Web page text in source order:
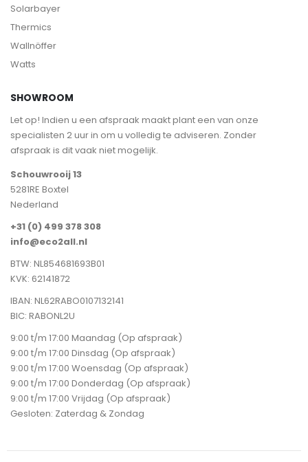
Solarbayer
Thermics
Wallnöffer
Watts
SHOWROOM
Let op! Indien u een afspraak maakt plant een van onze
specialisten 2 uur in om u volledig te adviseren. Zonder
afspraak is dit vaak niet mogelijk.
Schouwrooij 13
5281RE Boxtel
Nederland
+31 (0) 499 378 308
info@eco2all.nl
BTW: NL854681693B01
KVK: 62141872
IBAN: NL62RABO0107132141
BIC: RABONL2U
9:00 t/m 17:00 Maandag (Op afspraak)
9:00 t/m 17:00 Dinsdag (Op afspraak)
9:00 t/m 17:00 Woensdag (Op afspraak)
9:00 t/m 17:00 Donderdag (Op afspraak)
9:00 t/m 17:00 Vrijdag (Op afspraak)
Gesloten: Zaterdag & Zondag